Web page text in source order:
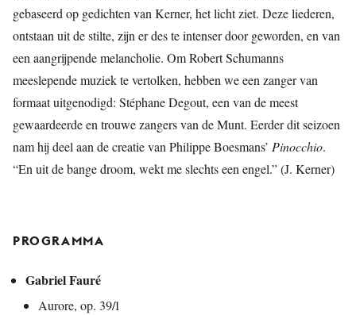
gebaseerd op gedichten van Kerner, het licht ziet. Deze liederen,
ontstaan uit de stilte, zijn er des te intenser door geworden, en van
een aangrijpende melancholie. Om Robert Schumanns
meeslepende muziek te vertolken, hebben we een zanger van
formaat uitgenodigd: Stéphane Degout, een van de meest
gewaardeerde en trouwe zangers van de Munt. Eerder dit seizoen
nam hij deel aan de creatie van Philippe Boesmans’ Pinocchio.
“En uit de bange droom, wekt me slechts een engel.” (J. Kerner)
PROGRAMMA
Gabriel Fauré
Aurore, op. 39/1